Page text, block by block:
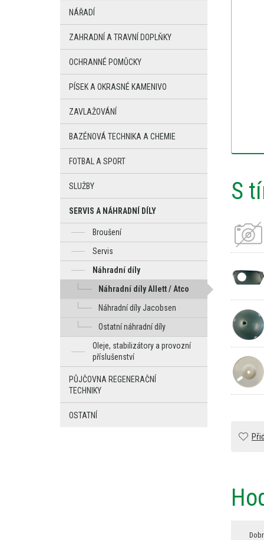
S
NÁŘADÍ
ZAHRADNÍ A TRAVNÍ DOPLŇKY
OCHRANNÉ POMŮCKY
PÍSEK A OKRASNÉ KAMENIVO
ZAVLAŽOVÁNÍ
BAZÉNOVÁ TECHNIKA A CHEMIE
FOTBAL A SPORT
SLUŽBY
SERVIS A NÁHRADNÍ DÍLY
Broušení
Servis
Náhradní díly
Náhradní díly Allett / Atco
Náhradní díly Jacobsen
Ostatní náhradní díly
Oleje, stabilizátory a provozní
příslušenství
PŮJČOVNA REGENERAČNÍ
TECHNIKY
OSTATNÍ